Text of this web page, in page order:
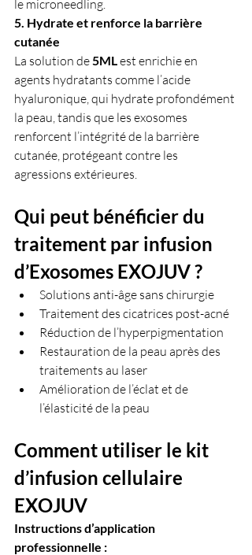
le microneedling.
5. Hydrate et renforce la barrière
cutanée
La solution de 5ML est enrichie en
agents hydratants comme l’acide
hyaluronique, qui hydrate profondément
la peau, tandis que les exosomes
renforcent l’intégrité de la barrière
cutanée, protégeant contre les
agressions extérieures.
Qui peut bénéficier du
traitement par infusion
d’Exosomes EXOJUV ?
Solutions anti-âge sans chirurgie
Traitement des cicatrices post-acné
Réduction de l’hyperpigmentation
Restauration de la peau après des
traitements au laser
Amélioration de l’éclat et de
l’élasticité de la peau
Comment utiliser le kit
d’infusion cellulaire
EXOJUV
Instructions d’application
professionnelle :